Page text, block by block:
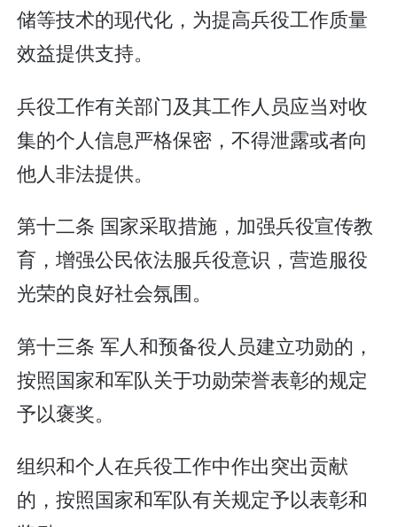
储等技术的现代化，为提高兵役工作质量
效益提供支持。
兵役工作有关部门及其工作人员应当对收
集的个人信息严格保密，不得泄露或者向
他人非法提供。
第十二条 国家采取措施，加强兵役宣传教
育，增强公民依法服兵役意识，营造服役
光荣的良好社会氛围。
第十三条 军人和预备役人员建立功勋的，
按照国家和军队关于功勋荣誉表彰的规定
予以褒奖。
组织和个人在兵役工作中作出突出贡献
的，按照国家和军队有关规定予以表彰和